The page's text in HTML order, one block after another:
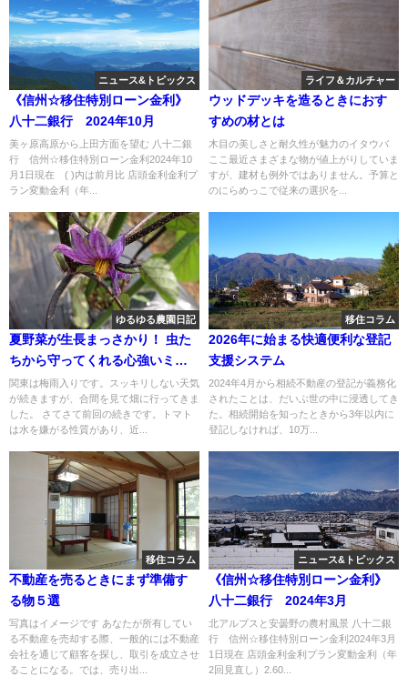
ニュース&トピックス
《信州☆移住特別ローン金利》
八十二銀行 2024年10月
美ヶ原高原から上田方面を望む 八十二銀
行 信州☆移住特別ローン金利2024年10
月1日現在 ( )内は前月比 店頭金利金利プ
ラン変動金利（年...
ライフ＆カルチャー
ウッドデッキを造るときにおす
すめの材とは
木目の美しさと耐久性が魅力のイタウバ
ここ最近さまざまな物が値上がりしていま
すが、建材も例外ではありません。予算と
のにらめっこで従来の選択を...
ゆるゆる農園日記
夏野菜が生長まっさかり！ 虫た
ちから守ってくれる心強いミカ
タ
関東は梅雨入りです。スッキリしない天気
が続きますが、合間を見て畑に行ってきま
した。 さてさて前回の続きです。トマト
は水を嫌がる性質があり、近...
移住コラム
2026年に始まる快適便利な登記
支援システム
2024年4月から相続不動産の登記が義務化
されたことは、だいぶ世の中に浸透してき
た。相続開始を知ったときから3年以内に
登記しなければ、10万...
移住コラム
不動産を売るときにまず準備す
る物５選
写真はイメージです あなたが所有してい
る不動産を売却する際、一般的には不動産
会社を通じて顧客を探し、取引を成立させ
ることになる。では、売り出...
ニュース&トピックス
《信州☆移住特別ローン金利》
八十二銀行 2024年3月
北アルプスと安曇野の農村風景 八十二銀
行 信州☆移住特別ローン金利2024年3月
1日現在 店頭金利金利プラン変動金利（年
2回見直し）2.60...